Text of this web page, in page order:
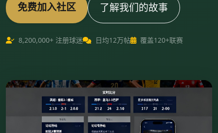
免费加入社区 了解我们的故事
8,200,000+ 注册球迷 日均12万帖 覆盖120+联赛